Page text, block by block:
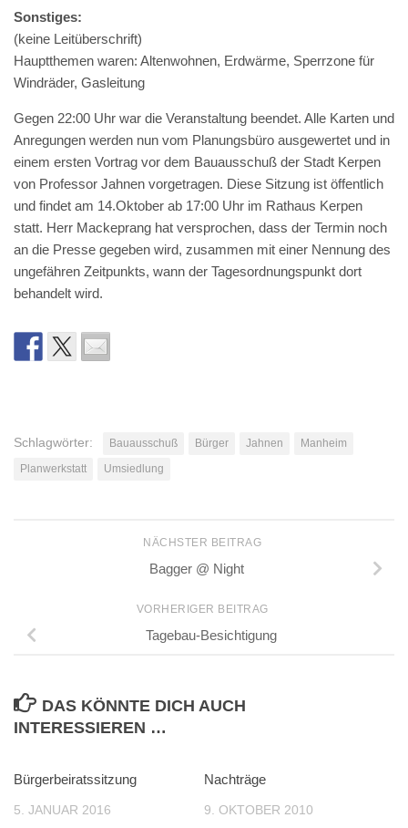
Sonstiges:
(keine Leitüberschrift)
Hauptthemen waren: Altenwohnen, Erdwärme, Sperrzone für
Windräder, Gasleitung
Gegen 22:00 Uhr war die Veranstaltung beendet. Alle Karten und
Anregungen werden nun vom Planungsbüro ausgewertet und in
einem ersten Vortrag vor dem Bauausschuß der Stadt Kerpen
von Professor Jahnen vorgetragen. Diese Sitzung ist öffentlich
und findet am 14.Oktober ab 17:00 Uhr im Rathaus Kerpen
statt. Herr Mackeprang hat versprochen, dass der Termin noch
an die Presse gegeben wird, zusammen mit einer Nennung des
ungefähren Zeitpunkts, wann der Tagesordnungspunkt dort
behandelt wird.
Schlagwörter: Bauausschuß Bürger Jahnen
Manheim
Planwerkstatt
Umsiedlung
NÄCHSTER BEITRAG
Bagger @ Night
VORHERIGER BEITRAG
Tagebau-Besichtigung
DAS KÖNNTE DICH AUCH
INTERESSIEREN …
Bürgerbeiratssitzung
5. JANUAR 2016
Nachträge
9. OKTOBER 2010